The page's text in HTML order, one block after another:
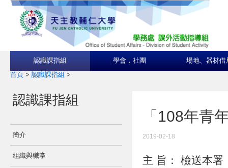
認識課指組 學會．社團 場地、器材借
首頁 > 認識課指組 >
認識課指組
簡介
組織與職掌
「108年青
2019-02-18
主 旨： 檢送本署